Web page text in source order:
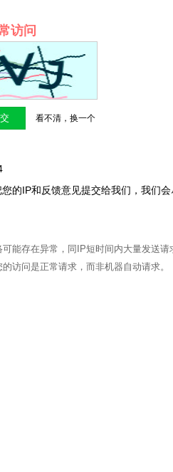
访问
看不清，换一个
的IP和反馈意见提交给我们，我们
能存在异常，同IP短时间内大量发送
访问是正常请求，而非机器自动请求。